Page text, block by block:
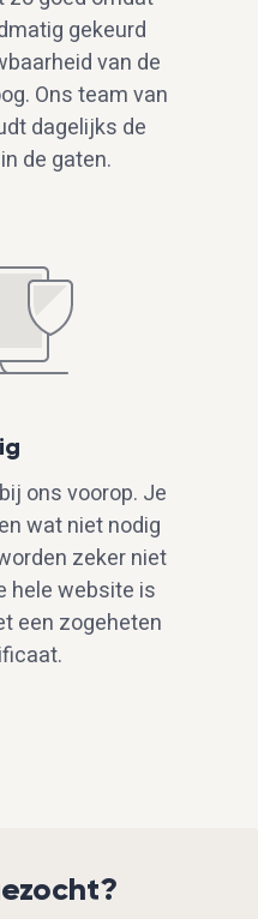
gekeurd
van de
Ons team van
dagelijks de
de gaten.
ons voorop. Je
wat niet nodig
zeker niet
hele website is
een zogeheten